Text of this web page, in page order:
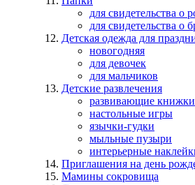
для свидетельства о
для свидетельства о
Детская одежда для
новогодняя
для девочек
для мальчиков
Детские развлечения
развивающие книжки
настольные игры
язычки-гудки
мыльные пузыри
интерьерные
Приглашения на день
Мамины сокровища